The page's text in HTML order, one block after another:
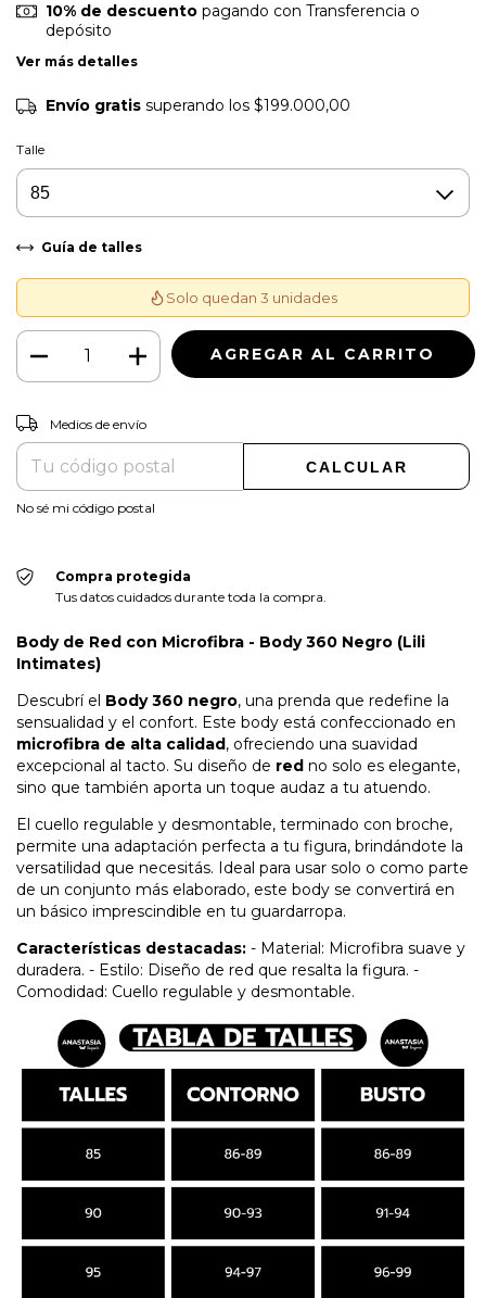
10% de descuentopagando con Transferencia o
depósito
Ver más detalles
Envío gratis superando los $199.000,00
Talle
Guía de talles
Solo quedan 3 unidades
Entregas para el CP:
Medios de envío
CALCULAR
No sé mi código postal
Compra protegida
Tus datos cuidados durante toda la compra.
Body de Red con Microfibra - Body 360 Negro (Lili
Intimates)
Descubrí el Body 360 negro, una prenda que redefine la
sensualidad y el confort. Este body está confeccionado en
microfibra de alta calidad, ofreciendo una suavidad
excepcional al tacto. Su diseño de red no solo es elegante,
sino que también aporta un toque audaz a tu atuendo.
El cuello regulable y desmontable, terminado con broche,
permite una adaptación perfecta a tu figura, brindándote la
versatilidad que necesitás. Ideal para usar solo o como parte
de un conjunto más elaborado, este body se convertirá en
un básico imprescindible en tu guardarropa.
Características destacadas: - Material: Microfibra suave y
duradera. - Estilo: Diseño de red que resalta la figura. -
Comodidad: Cuello regulable y desmontable.